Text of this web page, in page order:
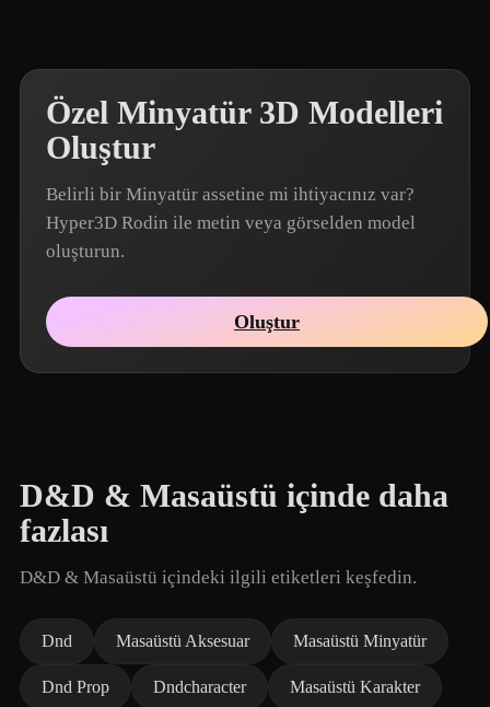
Özel Minyatür 3D Modelleri
Oluştur
Belirli bir Minyatür assetine mi ihtiyacınız var?
Hyper3D Rodin ile metin veya görselden model
oluşturun.
Oluştur
D&D & Masaüstü içinde daha
fazlası
D&D & Masaüstü içindeki ilgili etiketleri keşfedin.
Dnd Masaüstü Aksesuar Masaüstü Minyatür
Dnd Prop Dndcharacter Masaüstü Karakter